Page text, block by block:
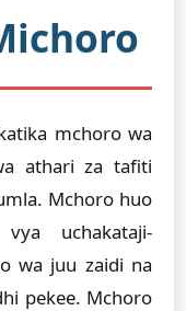
mchoro wa
athari za tafiti
Mchoro huo
uchakataji-
wa juu zaidi na
pekee. Mchoro